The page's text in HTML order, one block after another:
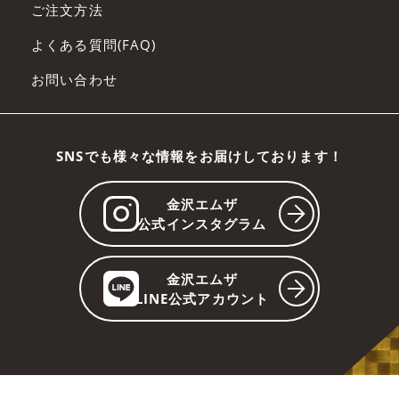
ご注文方法
よくある質問(FAQ)
お問い合わせ
SNSでも様々な情報をお届けしております！
金沢エムザ
公式インスタグラム
金沢エムザ
LINE公式アカウント